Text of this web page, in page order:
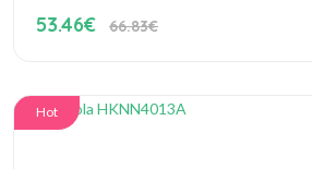
53.46€ 66.83€
Hot